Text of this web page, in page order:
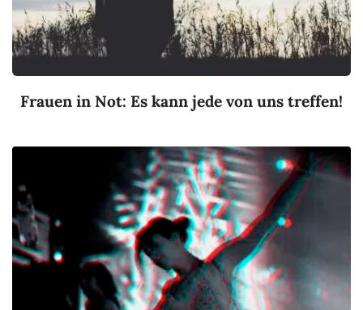
Frauen in Not: Es kann jede von uns treffen!